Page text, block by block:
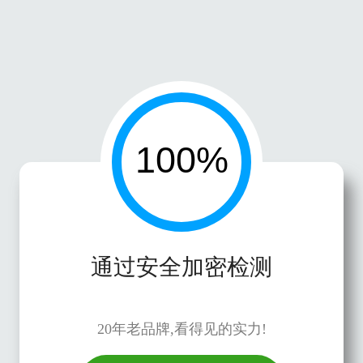
通过安全加密检测
20年老品牌,看得见的实力!